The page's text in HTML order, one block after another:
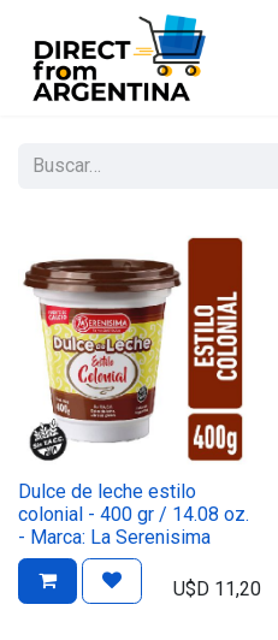
Dulce de leche estilo
colonial - 400 gr / 14.08 oz.
- Marca: La Serenisima
U$D 11,20